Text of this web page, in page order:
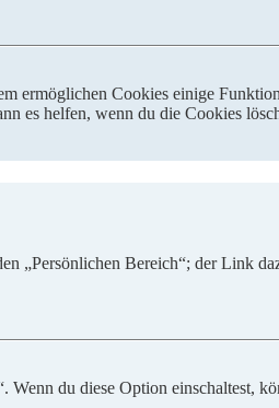
ermöglichen Cookies einige
es helfen, wenn du die Cookies
„Persönlichen Bereich“; der Link
du diese Option einschaltest,